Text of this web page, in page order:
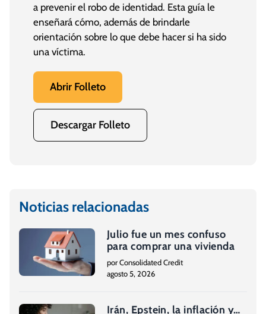
a prevenir el robo de identidad. Esta guía le
enseñará cómo, además de brindarle
orientación sobre lo que debe hacer si ha sido
una víctima.
Abrir Folleto
Descargar Folleto
Noticias relacionadas
Julio fue un mes confuso
para comprar una vivienda
por Consolidated Credit
agosto 5, 2026
Irán, Epstein, la inflación y…